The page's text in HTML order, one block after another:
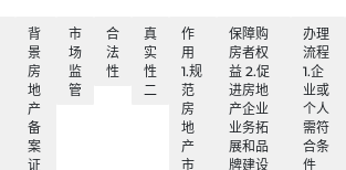
背
景
房
地
产
备
案
证
市
场
监
管
合
法
性
真
实
性
二
作
用
1.规
范
房
地
产
市
保障购
房者权
益 2.促
进房地
产企业
业务拓
展和品
牌建设
办理
流程
1.企
业或
个人
需符
合条
件